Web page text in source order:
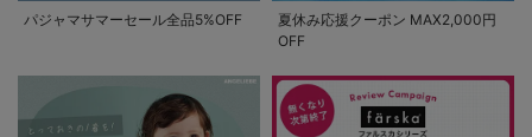
パジャマサマーセール全品5%OFF
夏休み応援クーポン MAX2,000円
OFF